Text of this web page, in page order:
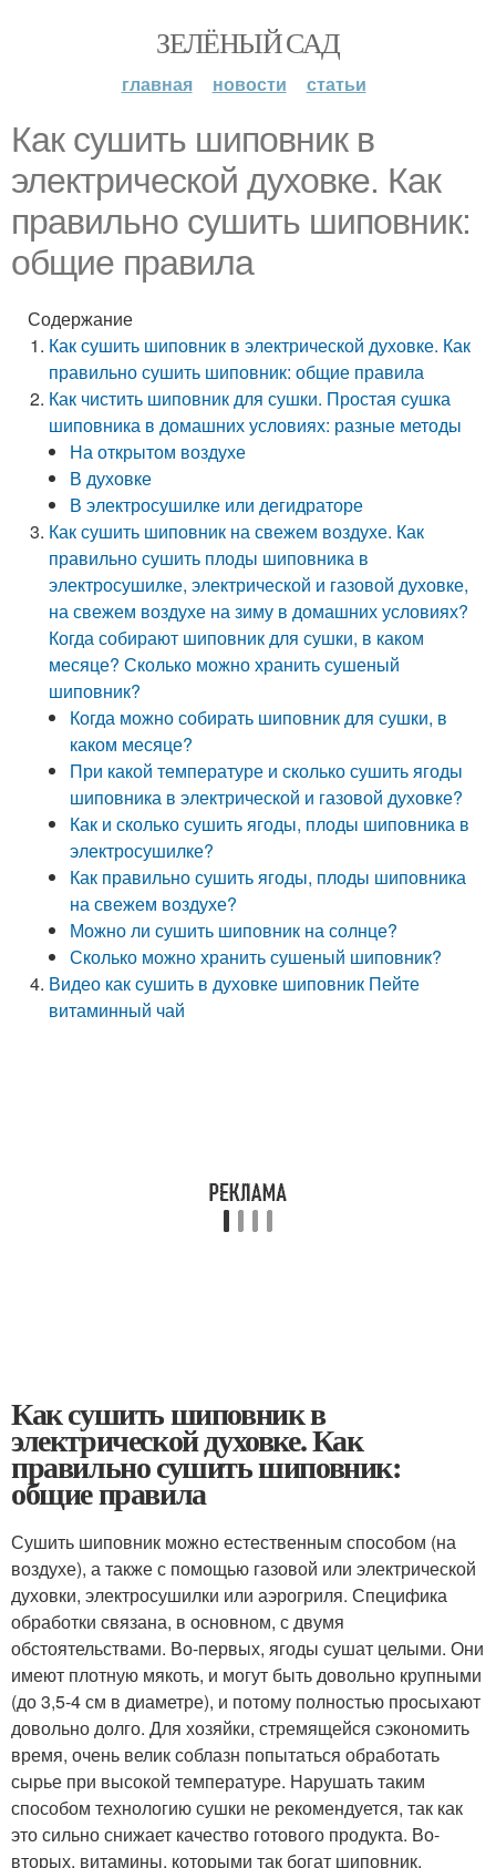
ЗЕЛЁНЫЙ САД
главная новости статьи
Как сушить шиповник в
электрической духовке. Как
правильно сушить шиповник:
общие правила
Содержание
Как сушить шиповник в электрической духовке. Как
правильно сушить шиповник: общие правила
Как чистить шиповник для сушки. Простая сушка
шиповника в домашних условиях: разные методы
На открытом воздухе
В духовке
В электросушилке или дегидраторе
Как сушить шиповник на свежем воздухе. Как
правильно сушить плоды шиповника в
электросушилке, электрической и газовой духовке,
на свежем воздухе на зиму в домашних условиях?
Когда собирают шиповник для сушки, в каком
месяце? Сколько можно хранить сушеный
шиповник?
Когда можно собирать шиповник для сушки, в
каком месяце?
При какой температуре и сколько сушить ягоды
шиповника в электрической и газовой духовке?
Как и сколько сушить ягоды, плоды шиповника в
электросушилке?
Как правильно сушить ягоды, плоды шиповника
на свежем воздухе?
Можно ли сушить шиповник на солнце?
Сколько можно хранить сушеный шиповник?
Видео как сушить в духовке шиповник Пейте
витаминный чай
Как сушить шиповник в
электрической духовке. Как
правильно сушить шиповник:
общие правила
Сушить шиповник можно естественным способом (на
воздухе), а также с помощью газовой или электрической
духовки, электросушилки или аэрогриля. Специфика
обработки связана, в основном, с двумя
обстоятельствами. Во-первых, ягоды сушат целыми. Они
имеют плотную мякоть, и могут быть довольно крупными
(до 3,5-4 см в диаметре), и потому полностью просыхают
довольно долго. Для хозяйки, стремящейся сэкономить
время, очень велик соблазн попытаться обработать
сырье при высокой температуре. Нарушать таким
способом технологию сушки не рекомендуется, так как
это сильно снижает качество готового продукта. Во-
вторых, витамины, которыми так богат шиповник,